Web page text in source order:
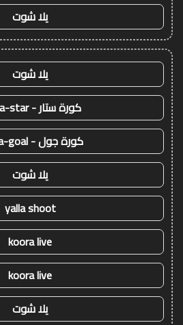
يلا شوت
يلا شوت
كورة ستار - koora-star
كورة جول - koora-goal
يلا شوت
yalla shoot
koora live
koora live
يلا شوت